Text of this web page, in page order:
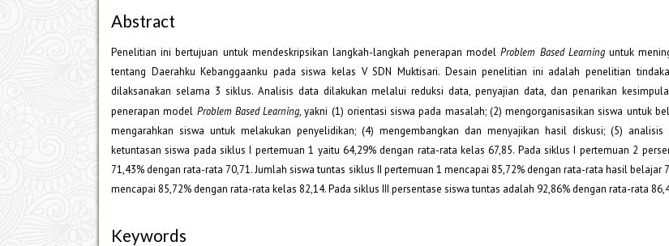
Abstract
Penelitian ini bertujuan untuk mendeskripsikan langkah-langkah penerapan modelProblem Based Learninguntuk
tentang Daerahku Kebanggaanku pada siswa kelas V SDN Muktisari. Desain penelitian ini adalah penelitian
dilaksanakan selama 3 siklus. Analisis data dilakukan melalui reduksi data, penyajian data, dan penarikan
penerapan model Problem Based Learning, yakni (1) orientasi siswa pada masalah; (2) mengorganisasikan siswa untuk
mengarahkan siswa untuk melakukan penyelidikan; (4) mengembangkan dan menyajikan hasil diskusi; (5) analisis
ketuntasan siswa pada siklus I pertemuan 1 yaitu 64,29% dengan rata-rata kelas 67,85. Pada siklus I pertemuan 2
71,43% dengan rata-rata 70,71. Jumlah siswa tuntas siklus II pertemuan 1 mencapai 85,72% dengan rata-rata hasil belajar
mencapai 85,72% dengan rata-rata kelas 82,14. Pada siklus III persentase siswa tuntas adalah 92,86% dengan rata-rata
Keywords